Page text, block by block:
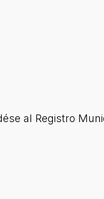
al Registro